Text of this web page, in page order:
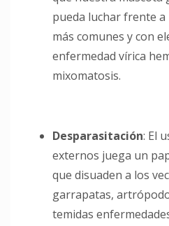
pueda luchar frente a
más comunes y con
enfermedad vírica
mixomatosis.
Desparasitación: El
externos juega un
que disuaden a los
garrapatas,
temidas